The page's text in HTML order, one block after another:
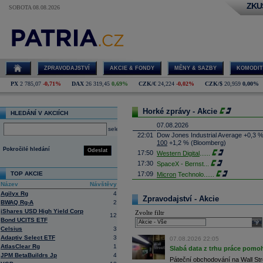
SOBOTA 08.08.2026
ZPRAVODAJSTVÍ AKCIE & FONDY MĚNY & SAZBY
PX 2 785,07 -0,71% DAX 26 319,45 0,69% CZK/€ 24,224 -0,02% CZK/$ 20,959 0,00%
HLEDÁNÍ V AKCIÍCH
select
Odeslat
Pokročilé hledání
TOP AKCIE
Název
Návštěvy
Agilyx Rg
4
BWAQ Rg-A
2
iShares USD High Yield Corp
Bond UCITS ETF
12
Celsius
3
Adaptiv Select ETF
3
AtlasClear Rg
1
JPM BetaBuildrs Jp
4
Horké zprávy - Akcie
07.08.2026
22:01
Dow Jones Industrial Average +0,3
100 +1,2 % (Bloomberg)
17:50 Western Digital
17:30 SpaceX - Bernst
17:09 Micron Technolo
16:26
Objem obchodů s akciemi na
obchodů za poslední rok je 0,665
16:23 Zvýšení výroby balistických střel
nějakou dobu potrvá. Agentuře
Armin Papperger. Společná výroba
doplnit arzenál Spojeným státům,
(ČTK)
16:07 Conocophillips
Zpravodajství - Akcie
Zvolte filtr
07.08.2026 22:05
Slabá data z trhu práce
Páteční obchodování na Wall